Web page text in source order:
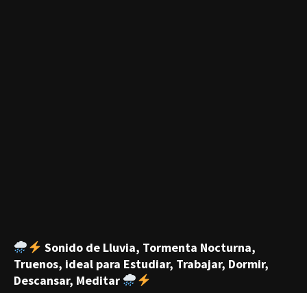
Sonido de Lluvia, Tormenta Nocturna,
Truenos, ideal para Estudiar, Trabajar, Dormir,
Descansar, Meditar